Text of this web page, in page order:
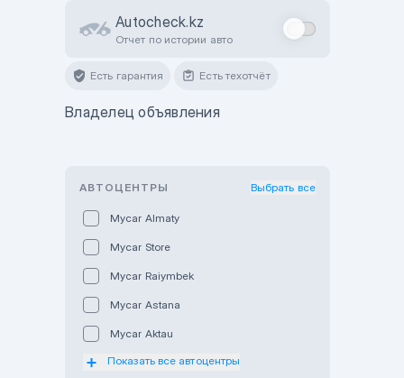
Autocheck.kz
Отчет по истории авто
Есть гарантия Есть техотчёт
Владелец объявления
АВТОЦЕНТРЫ Выбрать все
Mycar Almaty
Mycar Store
Mycar Raiymbek
Mycar Astana
Mycar Aktau
Mycar Uralsk
Показать все автоцентры